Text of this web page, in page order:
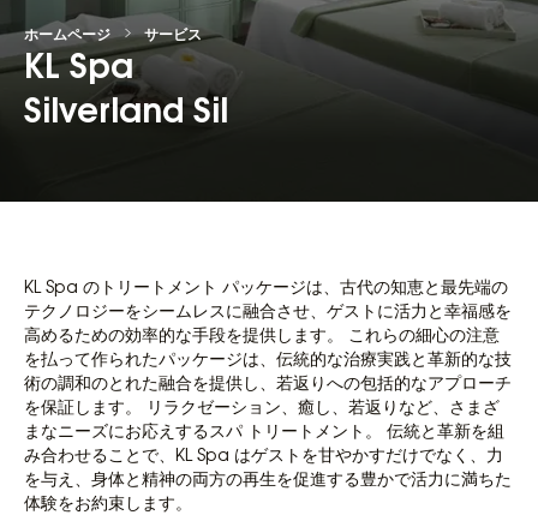
ホームページ サービス
KL Spa
Silverland Sil
KL Spa のトリートメント パッケージは、古代の知恵と最先端の
テクノロジーをシームレスに融合させ、ゲストに活力と幸福感を
高めるための効率的な手段を提供します。 これらの細心の注意
を払って作られたパッケージは、伝統的な治療実践と革新的な技
術の調和のとれた融合を提供し、若返りへの包括的なアプローチ
を保証します。 リラクゼーション、癒し、若返りなど、さまざ
まなニーズにお応えするスパ トリートメント。 伝統と革新を組
み合わせることで、KL Spa はゲストを甘やかすだけでなく、力
を与え、身体と精神の両方の再生を促進する豊かで活力に満ちた
体験をお約束します。